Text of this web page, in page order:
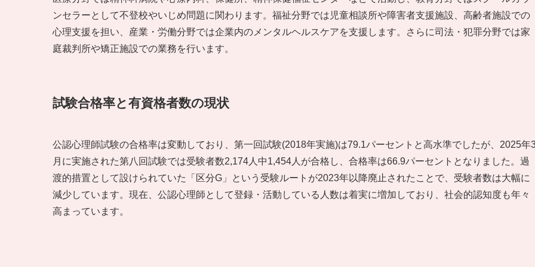
ンセラーとして不登校やいじめ問題に関わります。福祉分野では児童相談所や障害者支援施設、高齢者施設での
心理支援を担い、産業・労働分野では企業内のメンタルヘルスケアを支援します。さらに司法・犯罪分野では家
庭裁判所や矯正施設での業務を行います。
試験合格率と有資格者数の現状
公認心理師試験の合格率は変動しており、第一回試験(2018年実施)は79.1パーセントと高水準でしたが、2025年
月に実施された第八回試験では受験者数2,174人中1,454人が合格し、合格率は66.9パーセントとなりました。過
渡的措置として設けられていた「区分G」という受験ルートが2023年以降廃止されたことで、受験者数は大幅に
減少しています。現在、公認心理師として登録・活動している人数は着実に増加しており、社会的認知度も年々
高まっています。